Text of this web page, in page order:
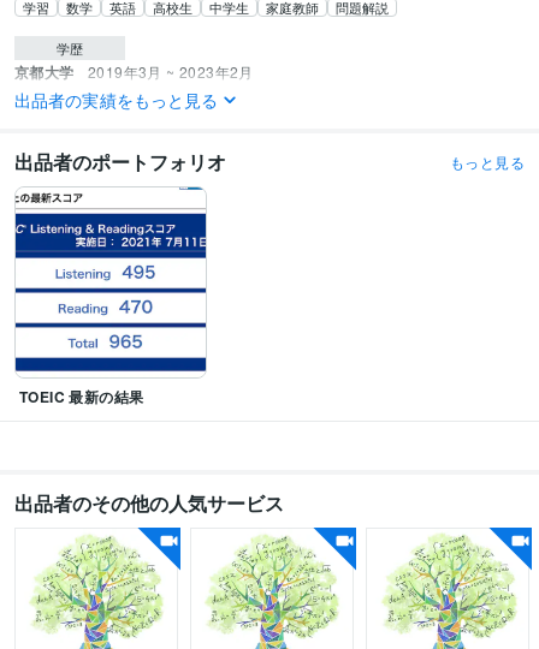
学習 数学 英語 高校生 中学生 家庭教師 問題解説
学歴
京都大学 2019年3月 ~ 2023年2月
京都大学大学院 2023年3月 ~ 現在
出品者の実績をもっと見る
出品者のポートフォリオ もっと見る
TOEIC 最新の結果
出品者のその他の人気サービス